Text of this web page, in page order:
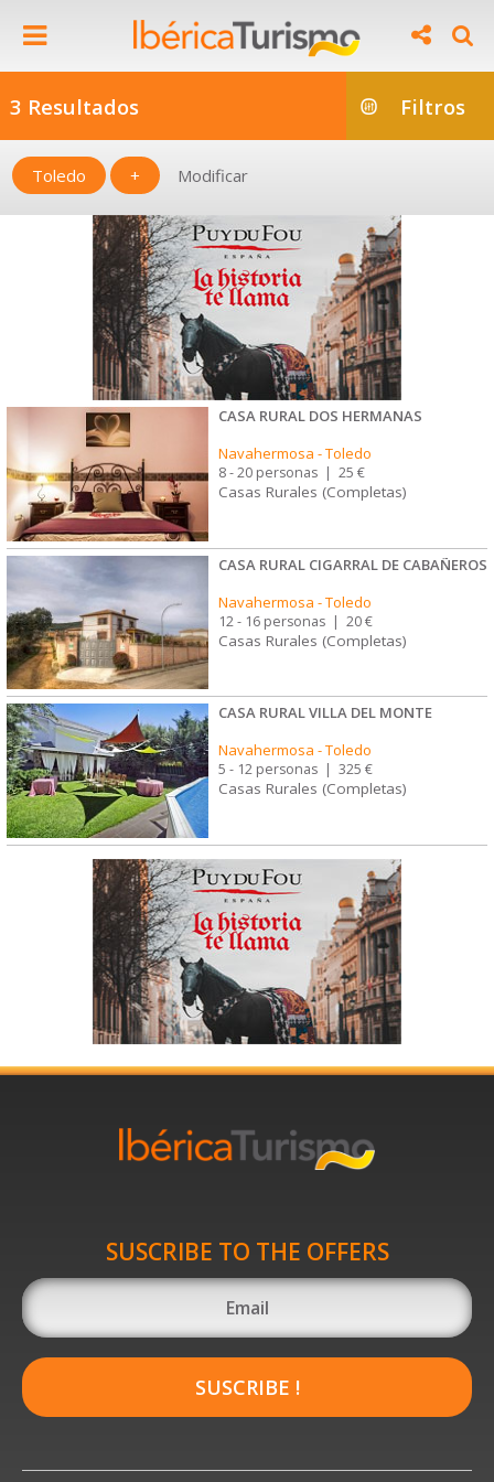
3 Resultados Filtros
Toledo + Modificar
CASA RURAL DOS HERMANAS
Navahermosa -Toledo
8 - 20 personas | 25 €
Casas Rurales (Completas)
CASA RURAL CIGARRAL DE CABAÑEROS
Navahermosa -Toledo
12 - 16 personas | 20 €
Casas Rurales (Completas)
CASA RURAL VILLA DEL MONTE
Navahermosa -Toledo
5 - 12 personas 325 €
Casas Rurales (Completas)
SUSCRIBE TO THE OFFERS
SUSCRIBE !